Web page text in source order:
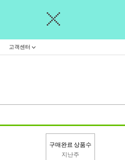
고객센터
구매완료 상품수
지난주